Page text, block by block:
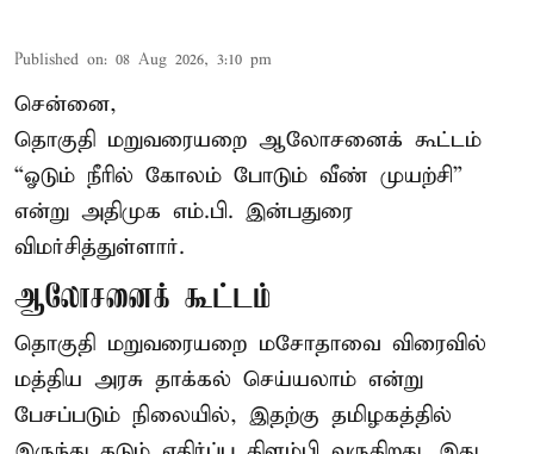
Published on: 08 Aug 2026, 3:10 pm
சென்னை,
தொகுதி மறுவரையறை ஆலோசனைக் கூட்டம்
“ஓடும் நீரில் கோலம் போடும் வீண் முயற்சி”
என்று அதிமுக எம்.பி. இன்பதுரை
விமர்சித்துள்ளார்.
ஆலோசனைக் கூட்டம்
தொகுதி மறுவரையறை மசோதாவை விரைவில்
மத்திய அரசு தாக்கல் செய்யலாம் என்று
பேசப்படும் நிலையில், இதற்கு தமிழகத்தில்